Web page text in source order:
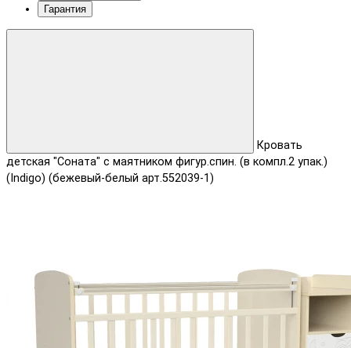
Гарантия
Кровать
детская "Соната" с маятником фигур.спин. (в компл.2 упак.)
(Indigo) (бежевый-белый арт.552039-1)